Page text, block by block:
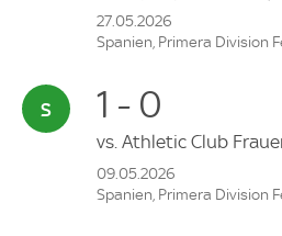
27.05.2026
Spanien, Primera Division
1 - 0
vs. Athletic Club
09.05.2026
Spanien, Primera Division